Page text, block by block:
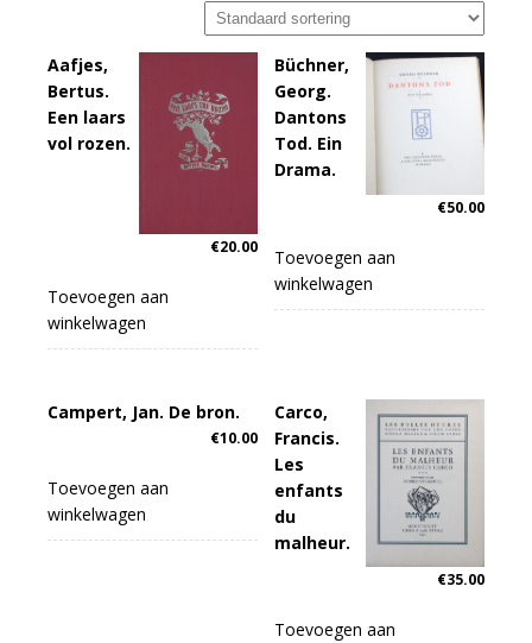
Aafjes,
Bertus.
Een laars
vol rozen.
€20.00
Toevoegen aan
winkelwagen
Büchner,
Georg.
Dantons
Tod. Ein
Drama.
€50.00
Toevoegen aan
winkelwagen
Campert, Jan. De bron.
€10.00
Toevoegen aan
winkelwagen
Carco,
Francis.
Les
enfants
du
malheur.
€35.00
Toevoegen aan